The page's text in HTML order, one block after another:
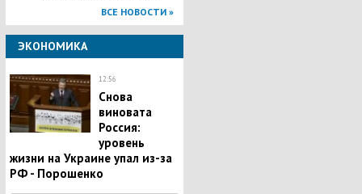
ВСЕ НОВОСТИ »
ЭКОНОМИКА
12:56
Снова
виновата
Россия:
уровень
жизни на Украине упал из-за
РФ - Порошенко